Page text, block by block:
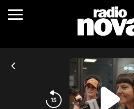
c’était quoi ?
actualités
podcasts